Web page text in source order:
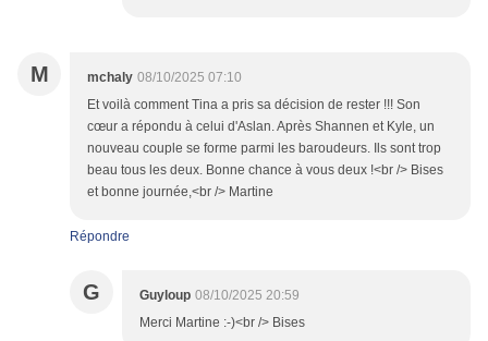
M mchaly 08/10/2025 07:10
Et voilà comment Tina a pris sa décision de rester !!! Son
cœur a répondu à celui d'Aslan. Après Shannen et Kyle, un
nouveau couple se forme parmi les baroudeurs. Ils sont trop
beau tous les deux. Bonne chance à vous deux !<br /> Bises
et bonne journée,<br /> Martine
Répondre
G Guyloup 08/10/2025 20:59
Merci Martine :-)<br /> Bises